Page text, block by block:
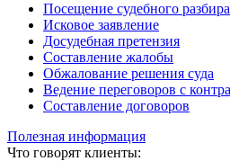
Посещение судебного
Исковое заявление
Досудебная претензия
Составление жалобы
Обжалование решения суда
Ведение переговоров с
Составление договоров
Полезная информация
Что говорят клиенты: